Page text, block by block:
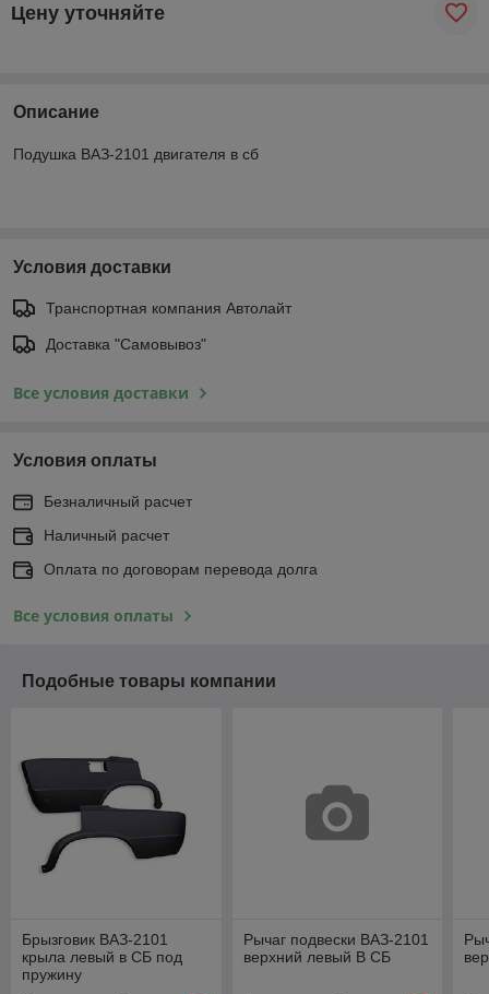
Цену уточняйте
Описание
Подушка ВАЗ-2101 двигателя в сб
Условия доставки
Транспортная компания Автолайт
Доставка "Самовывоз"
Все условия доставки
Условия оплаты
Безналичный расчет
Наличный расчет
Оплата по договорам перевода долга
Все условия оплаты
Подобные товары компании
Брызговик ВАЗ-2101
крыла левый в СБ под
пружину
Рычаг подвески ВАЗ-2101
верхний левый В СБ